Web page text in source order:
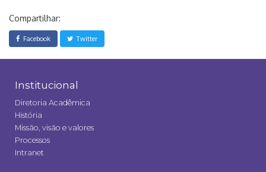
Compartilhar:
Facebook Twitter
Institucional
Diretoria Acadêmica
História
Missão, visão e valores
Processos
Intranet